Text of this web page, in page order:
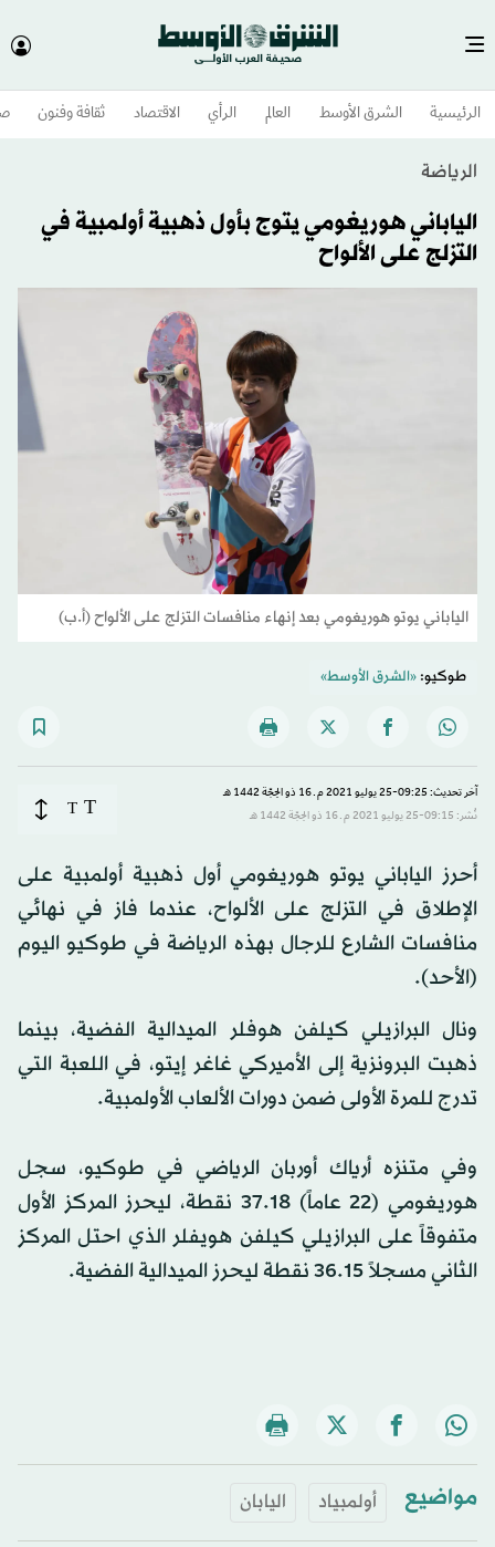
الرئيسية الشرق الأوسط​ العالم الرأي الاقتصاد ثقافة وفنون
الرياضة
الياباني هوريغومي يتوج بأول ذهبية أولمبية في
التزلج على الألواح
الياباني يوتو هوريغومي بعد إنهاء منافسات التزلج على الألواح (أ.ب)
طوكيو:«الشرق الأوسط»
آخر تحديث: 09:25-25 يوليو 2021 م ـ 16 ذو الحِجّة 1442 هـ
نُشر: 09:15-25 يوليو 2021 م ـ 16 ذو الحِجّة 1442 هـ
T
T
أحرز الياباني يوتو هوريغومي أول ذهبية أولمبية على
الإطلاق في التزلج على الألواح، عندما فاز في نهائي
منافسات الشارع للرجال بهذه الرياضة في طوكيو اليوم
(الأحد).
ونال البرازيلي كيلفن هوفلر الميدالية الفضية، بينما
ذهبت البرونزية إلى الأميركي غاغر إيتو، في اللعبة التي
تدرج للمرة الأولى ضمن دورات الألعاب الأولمبية.
وفي متنزه أرياك أوربان الرياضي في طوكيو، سجل
هوريغومي (22 عاماً) 37.18 نقطة، ليحرز المركز الأول
متفوقاً على البرازيلي كيلفن هويفلر الذي احتل المركز
الثاني مسجلاً 36.15 نقطة ليحرز الميدالية الفضية.
مواضيع أولمبياد اليابان